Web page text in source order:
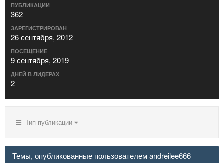
ПУБЛИКАЦИИ
362
ЗАРЕГИСТРИРОВАН
26 сентября, 2012
ПОСЕЩЕНИЕ
9 сентября, 2019
ДНЕЙ В ЛИДЕРАХ
2
Тип публикации
Темы, опубликованные пользователем andreilee666